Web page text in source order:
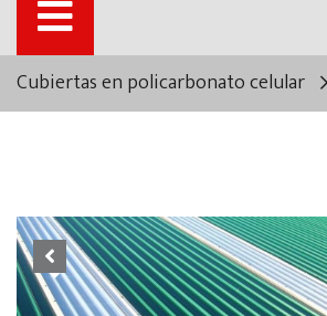
trabajos destacados
contacto
Cubiertas en policarbonato celular
Previous